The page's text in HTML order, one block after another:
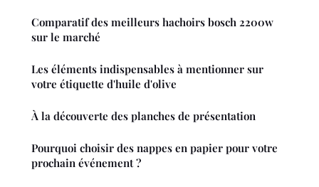
Comparatif des meilleurs hachoirs bosch 2200w
sur le marché
Les éléments indispensables à mentionner sur
votre étiquette d'huile d'olive
À la découverte des planches de présentation
Pourquoi choisir des nappes en papier pour votre
prochain événement ?